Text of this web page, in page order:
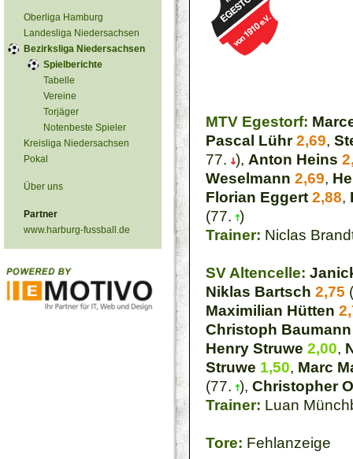
Oberliga Hamburg
Landesliga Niedersachsen
Bezirksliga Niedersachsen
Spielberichte
Tabelle
Vereine
Torjäger
Notenbeste Spieler
Kreisliga Niedersachsen
Pokal
Über uns
Partner
www.harburg-fussball.de
MTV Egestorf:
Pascal Lühr 2,69,
77. ), Anton Heins
Weselmann 2,69,
Florian Eggert 2,88,
(77. )
Trainer: Niclas
SV Altencelle:
Niklas Bartsch 2,75
Maximilian Hütten
Christoph Baumann
Henry Struwe 2,00,
Struwe 1,50, Marc
(77. ), Christopher
Trainer: Luan
Tore: Fehlanzeige